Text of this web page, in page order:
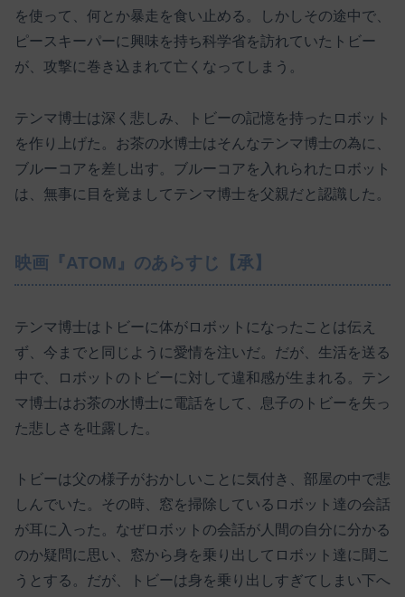
を使って、何とか暴走を食い止める。しかしその途中で、
ピースキーパーに興味を持ち科学省を訪れていたトビー
が、攻撃に巻き込まれて亡くなってしまう。
テンマ博士は深く悲しみ、トビーの記憶を持ったロボット
を作り上げた。お茶の水博士はそんなテンマ博士の為に、
ブルーコアを差し出す。ブルーコアを入れられたロボット
は、無事に目を覚ましてテンマ博士を父親だと認識した。
映画『ATOM』のあらすじ【承】
テンマ博士はトビーに体がロボットになったことは伝え
ず、今までと同じように愛情を注いだ。だが、生活を送る
中で、ロボットのトビーに対して違和感が生まれる。テン
マ博士はお茶の水博士に電話をして、息子のトビーを失っ
た悲しさを吐露した。
トビーは父の様子がおかしいことに気付き、部屋の中で悲
しんでいた。その時、窓を掃除しているロボット達の会話
が耳に入った。なぜロボットの会話が人間の自分に分かる
のか疑問に思い、窓から身を乗り出してロボット達に聞こ
うとする。だが、トビーは身を乗り出しすぎてしまい下へ